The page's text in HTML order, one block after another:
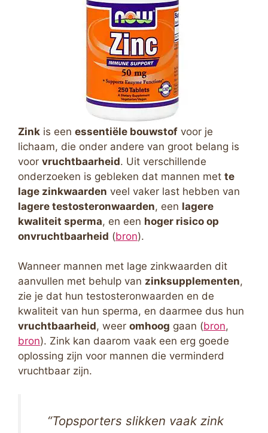
Zink is een essentiële bouwstof voor je
lichaam, die onder andere van groot belang is
voor vruchtbaarheid. Uit verschillende
onderzoeken is gebleken dat mannen met te
lage zinkwaarden veel vaker last hebben van
lagere testosteronwaarden, een lagere
kwaliteit sperma, en een hoger risico op
onvruchtbaarheid (bron).
Wanneer mannen met lage zinkwaarden dit
aanvullen met behulp van zinksupplementen,
zie je dat hun testosteronwaarden en de
kwaliteit van hun sperma, en daarmee dus hun
vruchtbaarheid, weer omhoog gaan (bron,
bron). Zink kan daarom vaak een erg goede
oplossing zijn voor mannen die verminderd
vruchtbaar zijn.
“Topsporters slikken vaak zink